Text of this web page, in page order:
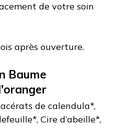
de votre soin
après ouverture.
Baume
de calendula*,
Cire d’abeille*,